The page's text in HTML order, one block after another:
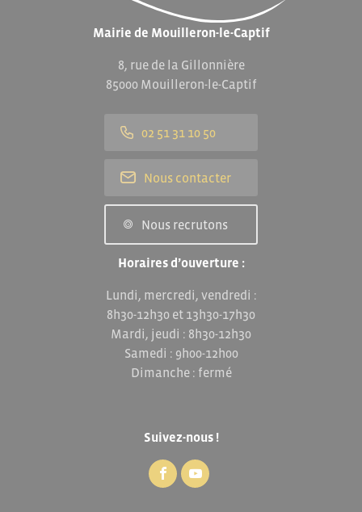
Mairie de Mouilleron-le-Captif
8, rue de la Gillonnière
85000 Mouilleron-le-Captif
02 51 31 10 50
Nous contacter
Nous recrutons
Horaires d’ouverture :
Lundi, mercredi, vendredi :
8h30-12h30 et 13h30-17h30
Mardi, jeudi : 8h30-12h30
Samedi : 9h00-12h00
Dimanche : fermé
Suivez-nous !